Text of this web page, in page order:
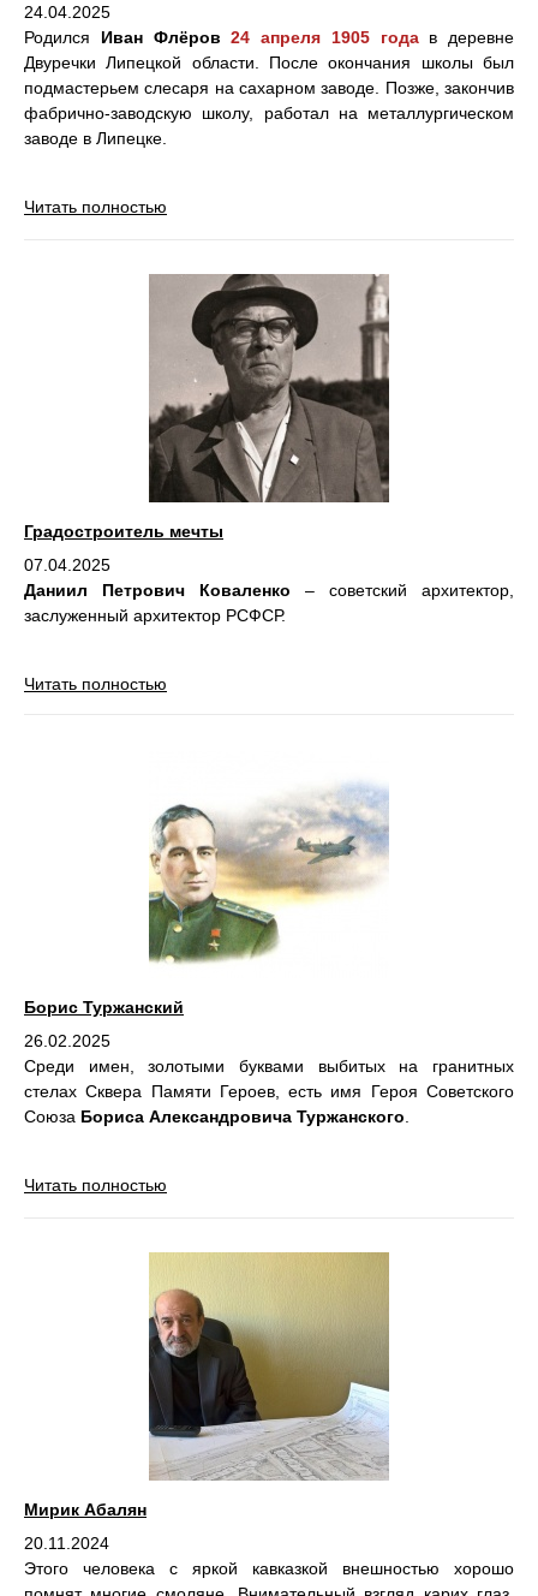
24.04.2025
Родился Иван Флёров 24 апреля 1905 годав деревне
Двуречки Липецкой области. После окончания школы был
подмастерьем слесаря на сахарном заводе. Позже, закончив
фабрично-заводскую школу, работал на металлургическом
заводе в Липецке.
Читать полностью
Градостроитель мечты
07.04.2025
Даниил Петрович Коваленко – советский архитектор,
заслуженный архитектор РСФСР.
Читать полностью
Борис Туржанский
26.02.2025
Среди имен, золотыми буквами выбитых на гранитных
стелах Сквера Памяти Героев, есть имя Героя Советского
Союза Бориса Александровича Туржанского.
Читать полностью
Мирик Абалян
20.11.2024
Этого человека с яркой кавказкой внешностью хорошо